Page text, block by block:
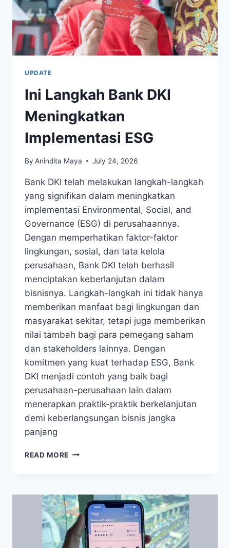
UPDATE
Ini Langkah Bank DKI
Meningkatkan
Implementasi ESG
By Anindita Maya July 24, 2026
Bank DKI telah melakukan langkah-langkah
yang signifikan dalam meningkatkan
implementasi Environmental, Social, and
Governance (ESG) di perusahaannya.
Dengan memperhatikan faktor-faktor
lingkungan, sosial, dan tata kelola
perusahaan, Bank DKI telah berhasil
menciptakan keberlanjutan dalam
bisnisnya. Langkah-langkah ini tidak hanya
memberikan manfaat bagi lingkungan dan
masyarakat sekitar, tetapi juga memberikan
nilai tambah bagi para pemegang saham
dan stakeholders lainnya. Dengan
komitmen yang kuat terhadap ESG, Bank
DKI menjadi contoh yang baik bagi
perusahaan-perusahaan lain dalam
menerapkan praktik-praktik berkelanjutan
demi keberlangsungan bisnis jangka
panjang
READ MORE INI
MENINGKATKAN
IMPLEMENTASI
ESG